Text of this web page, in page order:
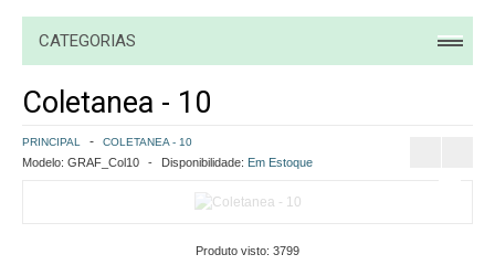
A EMPRESA
CONTATO
COMO COMPRAR
POLÍTICA DE FRETE GRÁTIS
CATEGORIAS
Coletanea - 10
PRINCIPAL COLETANEA - 10
Modelo: GRAF_Col10 Disponibilidade: Em Estoque
Produto visto: 3799